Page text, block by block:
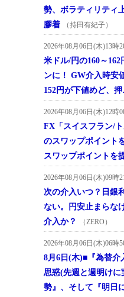
勢、ボラティリティ
膠着
（持田有紀子）
2026年08月06日(木)13時
米ドル/円の160～
ンに！ GW介入時安
152円が下値めど、
2026年08月06日(木)12時
FX「スイスフラン/
のスワップポイント
スワップポイントを
2026年08月06日(木)09時
次の介入いつ？日銀
ない。円安止まらな
介入か？
（ZERO）
2026年08月06日(木)06時
8月6日(木)■『為替介
思惑(先週と週明け
勢』、そして『明日